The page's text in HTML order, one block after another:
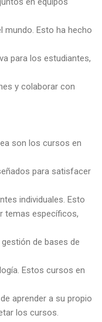
mundo. Esto ha hecho
para los estudiantes,
y colaborar con
son los cursos en
para satisfacer
individuales. Esto
temas específicos,
de bases de
Estos cursos en
aprender a su propio
los cursos.